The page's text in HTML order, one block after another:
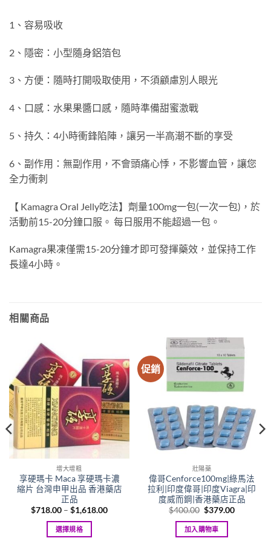
1、容易吸收
2、隱密：小型隨身鋁箔包
3、方便：隨時打開吸取使用，不須顧慮別人眼光
4、口感：水果果醬口感，隨時準備甜蜜激戰
5、持久：4小時衝鋒陷陣，讓另一半高潮不斷的享受
6、副作用：無副作用，不會頭痛心悸，不影響血管，讓您
全力衝刺
【 Kamagra Oral Jelly吃法】劑量100mg一包(一次一包)，於
活動前15-20分鐘口服。 每日服用不能超過一包。
Kamagra果凍僅需15-20分鐘才即可發揮藥效，並保持工作
長達4小時。
相關商品
增大增粗
享硬瑪卡 Maca 享硬瑪卡濃
縮片 台灣申甲出品 香港藥店
正品
$718.00 – $1,618.00Price
選擇規格
促銷
壯陽藥
偉哥Cenforce100mg|綠馬法
拉利|印度偉哥|印度Viagra|印
度威而鋼|香港藥店正品
$400.00 Original
was:
$400.00.
$379.00Current
加入購物車